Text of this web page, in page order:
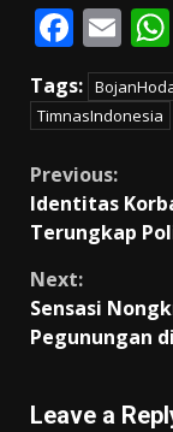
F
ac
e
b
o
o
k
E
m
ai
l s
Tags:
TimnasIndonesia
Continue
Reading
Previous:
Identitas
Terungkap
Next:
Sensasi
Pegunungan
Leave a